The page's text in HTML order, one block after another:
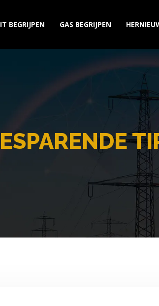
BEGRIJPEN GAS BEGRIJPEN